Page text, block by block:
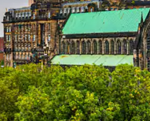
de las flechas hacia arriba y hacia